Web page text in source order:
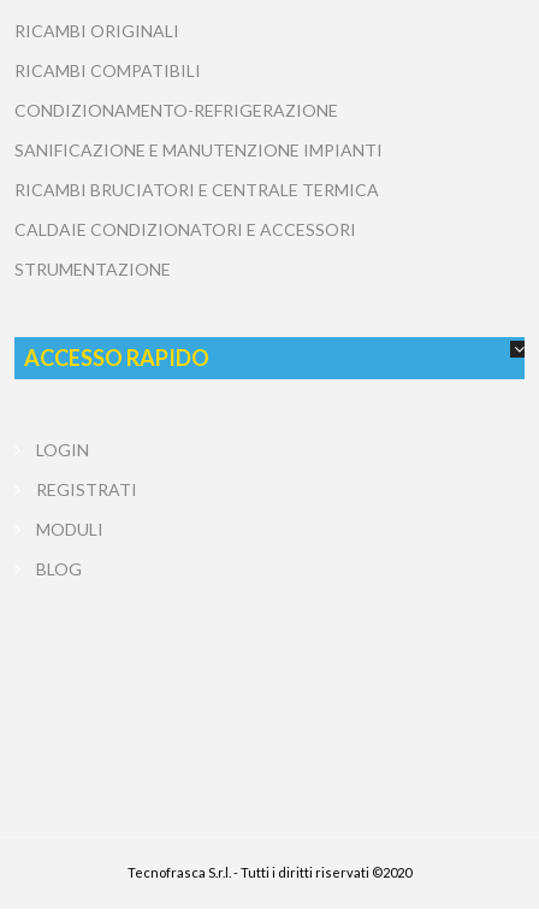
RICAMBI ORIGINALI
RICAMBI COMPATIBILI
CONDIZIONAMENTO-REFRIGERAZIONE
SANIFICAZIONE E MANUTENZIONE IMPIANTI
RICAMBI BRUCIATORI E CENTRALE TERMICA
CALDAIE CONDIZIONATORI E ACCESSORI
STRUMENTAZIONE
ACCESSO RAPIDO
LOGIN
REGISTRATI
MODULI
BLOG
Tecnofrasca S.r.l. - Tutti i diritti riservati ©2020